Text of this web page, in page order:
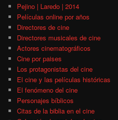
Pejino | Laredo | 2014
Películas online por años
Directores de cine
Directores musicales de cine
Actores cinematográficos
Cine por paises
Los protagonistas del cine
El cine y las películas históricas
El fenómeno del cine
Personajes bíblicos
Citas de la biblia en el cine